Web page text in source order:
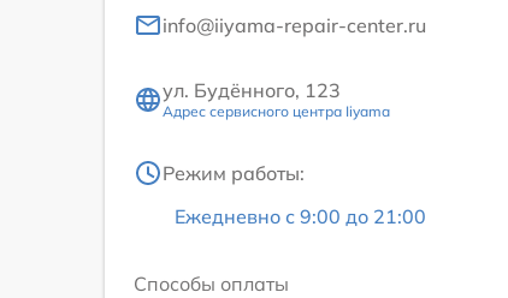
info@iiyama-repair-center.ru
ул. Будённого, 123
Адрес сервисного центра Iiyama
Режим работы:
Ежедневно с 9:00 до 21:00
Способы оплаты